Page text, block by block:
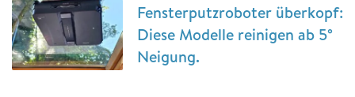
Fensterputzroboter überkopf:
Diese Modelle reinigen ab 5°
Neigung.